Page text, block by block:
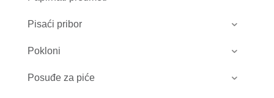
Pisaći pribor
Pokloni
Posuđe za piće